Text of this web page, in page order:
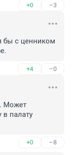
+0 –3
бы с ценником
+4 –0
Может
палату
+0 –8